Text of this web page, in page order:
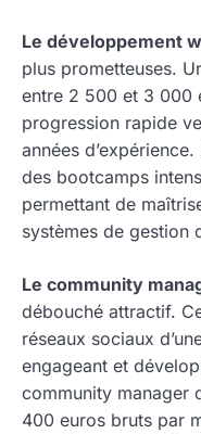
Le développement
plus prometteuses.
entre 2 500 et 3 000
progression rapide
années d’expérience.
des bootcamps
permettant de
systèmes de gestion
Le community
débouché attractif.
réseaux sociaux
engageant et
community manager
400 euros bruts par